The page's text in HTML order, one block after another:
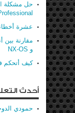
عشرة
و NX-OS
كيف أتحكم
أحدث
حمودي